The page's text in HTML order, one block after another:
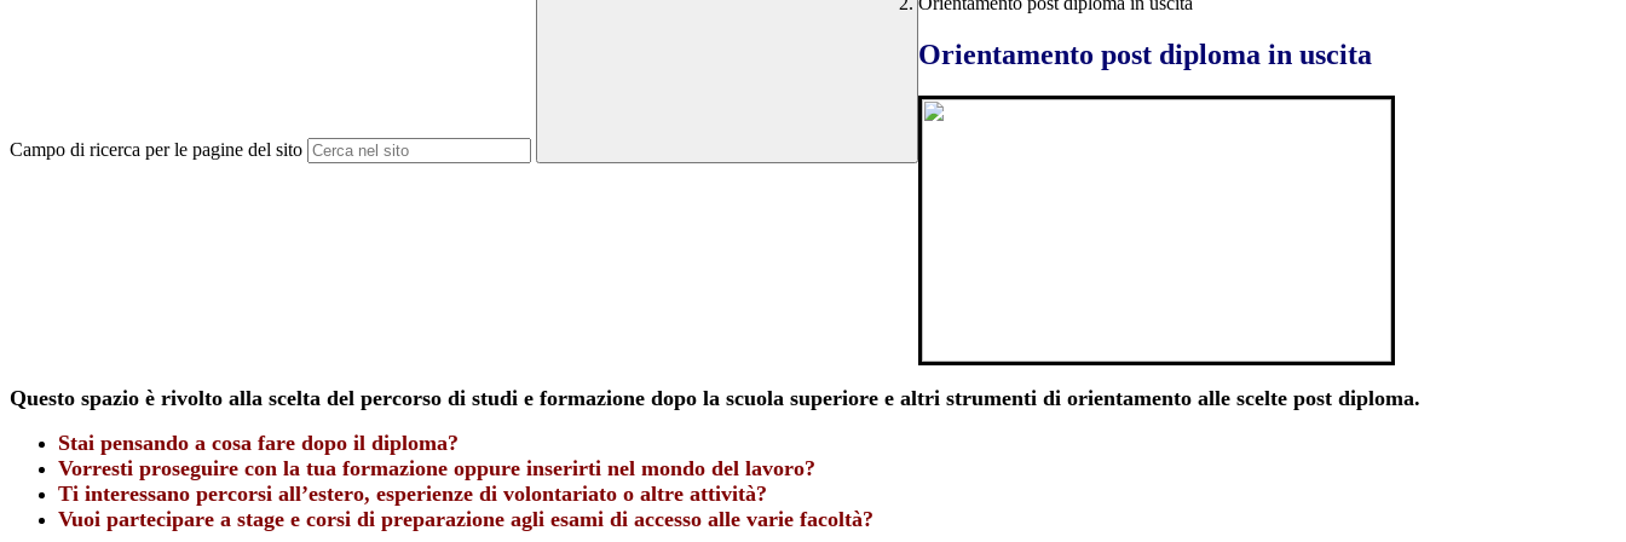
Campo di ricerca per le pagine del sito
Orientamento post diploma in uscita
Questo spazio è rivolto alla scelta del percorso di studi e formazione dopo la scuola superiore e altri strumenti di orientamento alle scelte post diploma.
Stai pensando a cosa fare dopo il diploma?
Vorresti proseguire con la tua formazione oppure inserirti nel mondo del lavoro?
Ti interessano percorsi all’estero, esperienze di volontariato o altre attività?
Vuoi partecipare a stage e corsi di preparazione agli esami di accesso alle varie facoltà?